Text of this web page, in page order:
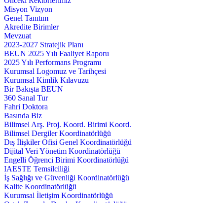
Misyon Vizyon
Genel Tanıtım
Akredite Birimler
Mevzuat
2023-2027 Stratejik Planı
BEUN 2025 Yılı Faaliyet Raporu
2025 Yılı Performans Programı
Kurumsal Logomuz ve Tarihçesi
Kurumsal Kimlik Kılavuzu
Bir Bakışta BEUN
360 Sanal Tur
Fahri Doktora
Basında Biz
Bilimsel Arş. Proj. Koord. Birimi Koord.
Bilimsel Dergiler Koordinatörlüğü
Dış İlişkiler Ofisi Genel Koordinatörlüğü
Dijital Veri Yönetim Koordinatörlüğü
Engelli Öğrenci Birimi Koordinatörlüğü
IAESTE Temsilciliği
İş Sağlığı ve Güvenliği Koordinatörlüğü
Kalite Koordinatörlüğü
Kurumsal İletişim Koordinatörlüğü